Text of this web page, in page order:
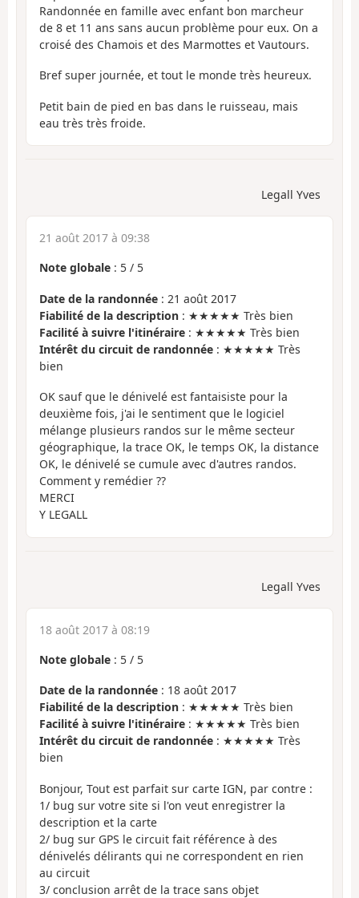
Randonnée en famille avec enfant bon marcheur
de 8 et 11 ans sans aucun problème pour eux. On a
croisé des Chamois et des Marmottes et Vautours.
Bref super journée, et tout le monde très heureux.
Petit bain de pied en bas dans le ruisseau, mais
eau très très froide.
Legall Yves
21 août 2017 à 09:38
Note globale : 5 / 5
Date de la randonnée : 21 août 2017
Fiabilité de la description : ★★★★★ Très bien
Facilité à suivre l'itinéraire : ★★★★★ Très bien
Intérêt du circuit de randonnée : ★★★★★ Très
bien
OK sauf que le dénivelé est fantaisiste pour la
deuxième fois, j'ai le sentiment que le logiciel
mélange plusieurs randos sur le même secteur
géographique, la trace OK, le temps OK, la distance
OK, le dénivelé se cumule avec d'autres randos.
Comment y remédier ??
MERCI
Y LEGALL
Legall Yves
18 août 2017 à 08:19
Note globale : 5 / 5
Date de la randonnée : 18 août 2017
Fiabilité de la description : ★★★★★ Très bien
Facilité à suivre l'itinéraire : ★★★★★ Très bien
Intérêt du circuit de randonnée : ★★★★★ Très
bien
Bonjour, Tout est parfait sur carte IGN, par contre :
1/ bug sur votre site si l'on veut enregistrer la
description et la carte
2/ bug sur GPS le circuit fait référence à des
dénivelés délirants qui ne correspondent en rien
au circuit
3/ conclusion arrêt de la trace sans objet